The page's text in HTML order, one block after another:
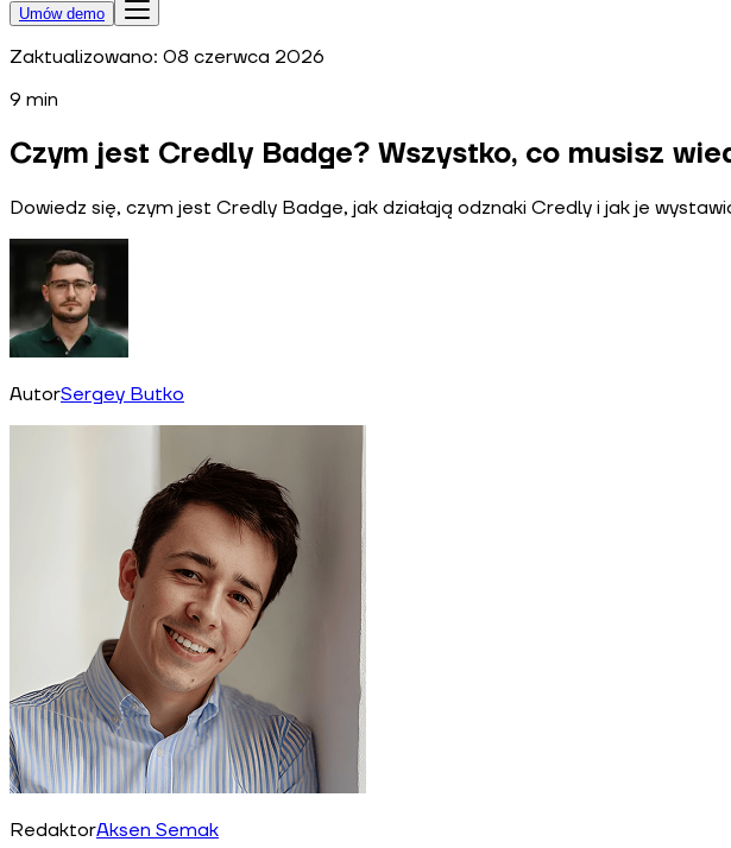
Umów demo
Zaktualizowano: 08 czerwca 2026
9 min
Czym jest Credly Badge? Wszystko, co musisz
Dowiedz się, czym jest Credly Badge, jak działają odznaki Credly i jak je
AutorSergey Butko
RedaktorAksen Semak